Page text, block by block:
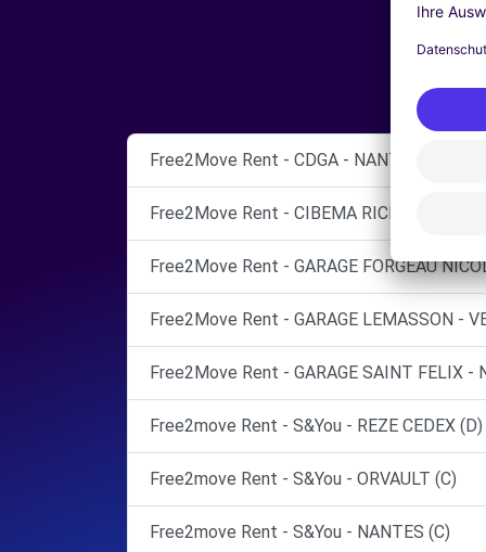
Free2Move Rent - CDGA - NANTES (C)
Free2Move Rent - CIBEMA RICHARD -
Free2Move Rent - GARAGE FORGEAU
Free2Move Rent - GARAGE LEMASSON -
Free2Move Rent - GARAGE SAINT FELIX -
Free2move Rent - S&You - REZE CEDEX (D)
Free2move Rent - S&You - ORVAULT (C)
Free2move Rent - S&You - NANTES (C)